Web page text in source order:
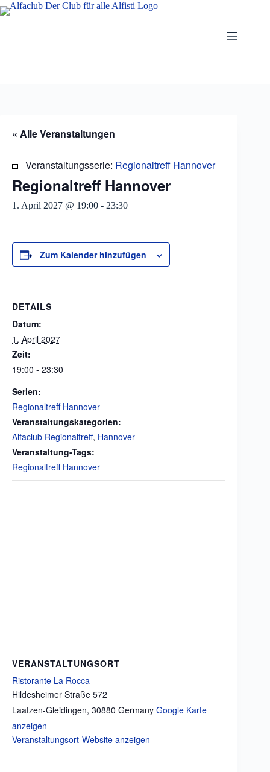
Zum
Inhalt
« Alle Veranstaltungen
Veranstaltungsserie: Regionaltreff Hannover
Regionaltreff Hannover
1. April 2027 @ 19:00 - 23:30
Zum Kalender hinzufügen
DETAILS
Datum:
1. April 2027
Zeit:
19:00 - 23:30
Serien:
Regionaltreff Hannover
Veranstaltungskategorien:
Alfaclub Regionaltreff, Hannover
Veranstaltung-Tags:
Regionaltreff Hannover
VERANSTALTUNGSORT
Ristorante La Rocca
Hildesheimer Straße 572
Laatzen-Gleidingen, 30880 Germany Google Karte
anzeigen
Veranstaltungsort-Website anzeigen